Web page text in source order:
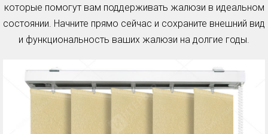
которые помогут вам поддерживать жалюзи в идеальном
состоянии. Начните прямо сейчас и сохраните внешний вид
и функциональность ваших жалюзи на долгие годы.